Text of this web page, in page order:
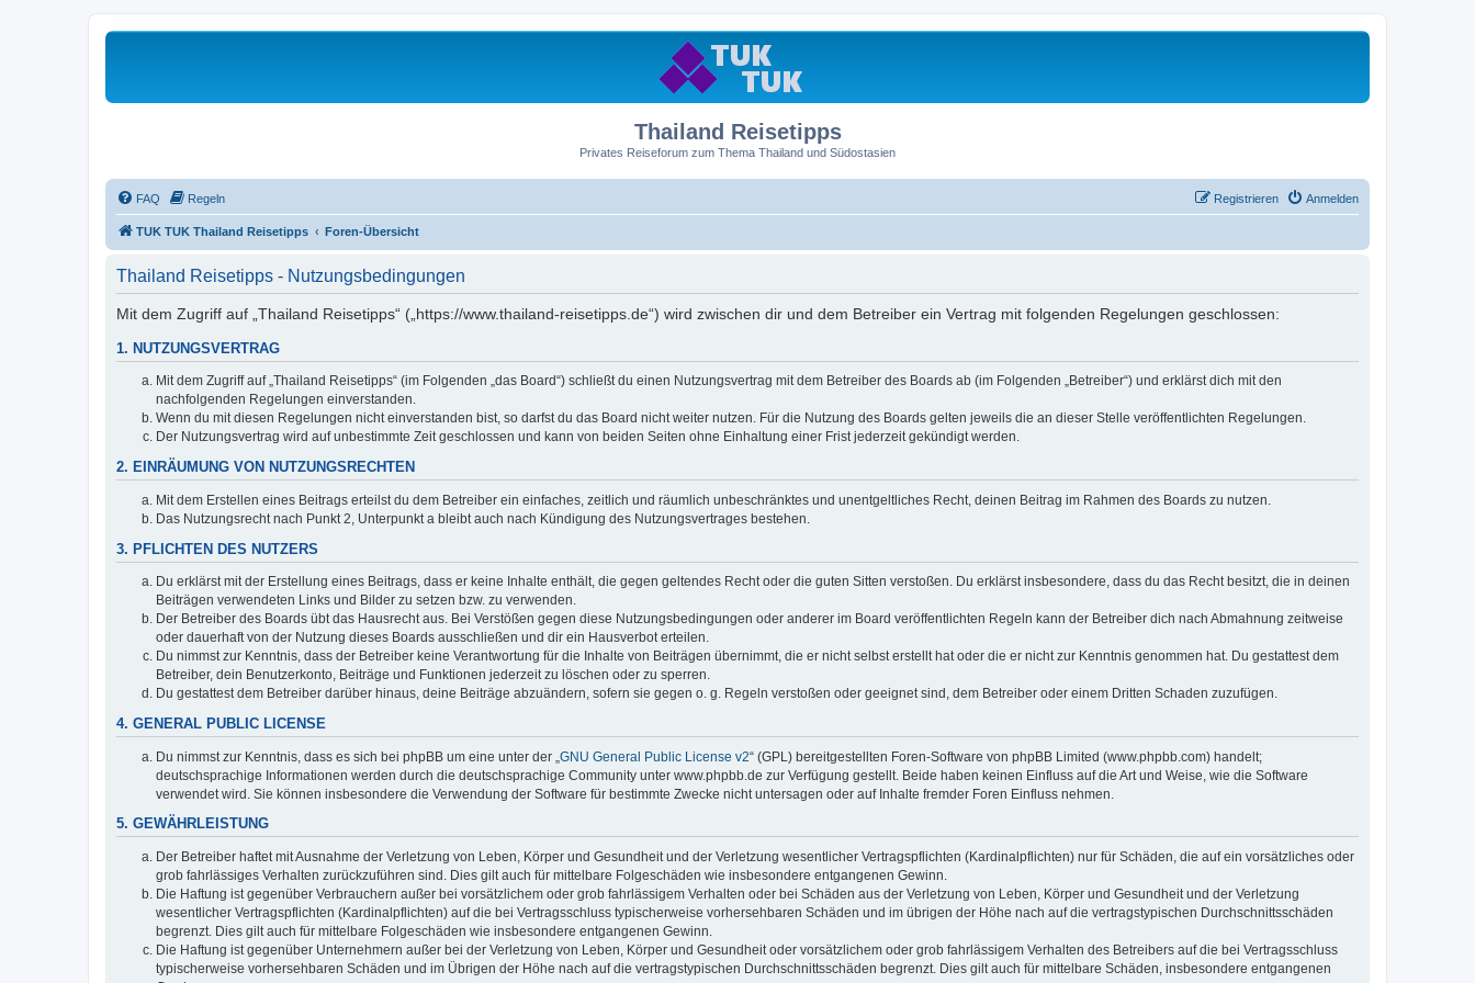
Thailand Reisetipps
Privates Reiseforum zum Thema Thailand und Südostasien
FAQ Regeln Anmelden
Registrieren
TUK TUK Thailand Reisetipps Foren-Übersicht
Thailand Reisetipps - Nutzungsbedingungen
Mit dem Zugriff auf „Thailand Reisetipps“ („https://www.thailand-reisetipps.de“) wird zwischen dir und dem Betreiber ein Vertrag mit folgenden Regelungen geschlossen:
1. NUTZUNGSVERTRAG
Mit dem Zugriff auf „Thailand Reisetipps“ (im Folgenden „das Board“) schließt du einen Nutzungsvertrag mit dem Betreiber des Boards ab (im Folgenden „Betreiber“) und erklärst dich mit den
nachfolgenden Regelungen einverstanden.
Wenn du mit diesen Regelungen nicht einverstanden bist, so darfst du das Board nicht weiter nutzen. Für die Nutzung des Boards gelten jeweils die an dieser Stelle veröffentlichten Regelungen.
Der Nutzungsvertrag wird auf unbestimmte Zeit geschlossen und kann von beiden Seiten ohne Einhaltung einer Frist jederzeit gekündigt werden.
2. EINRÄUMUNG VON NUTZUNGSRECHTEN
Mit dem Erstellen eines Beitrags erteilst du dem Betreiber ein einfaches, zeitlich und räumlich unbeschränktes und unentgeltliches Recht, deinen Beitrag im Rahmen des Boards zu nutzen.
Das Nutzungsrecht nach Punkt 2, Unterpunkt a bleibt auch nach Kündigung des Nutzungsvertrages bestehen.
3. PFLICHTEN DES NUTZERS
Du erklärst mit der Erstellung eines Beitrags, dass er keine Inhalte enthält, die gegen geltendes Recht oder die guten Sitten verstoßen. Du erklärst insbesondere, dass du das Recht besitzt, die in deinen
Beiträgen verwendeten Links und Bilder zu setzen bzw. zu verwenden.
Der Betreiber des Boards übt das Hausrecht aus. Bei Verstößen gegen diese Nutzungsbedingungen oder anderer im Board veröffentlichten Regeln kann der Betreiber dich nach Abmahnung zeitweise
oder dauerhaft von der Nutzung dieses Boards ausschließen und dir ein Hausverbot erteilen.
Du nimmst zur Kenntnis, dass der Betreiber keine Verantwortung für die Inhalte von Beiträgen übernimmt, die er nicht selbst erstellt hat oder die er nicht zur Kenntnis genommen hat. Du gestattest dem
Betreiber, dein Benutzerkonto, Beiträge und Funktionen jederzeit zu löschen oder zu sperren.
Du gestattest dem Betreiber darüber hinaus, deine Beiträge abzuändern, sofern sie gegen o. g. Regeln verstoßen oder geeignet sind, dem Betreiber oder einem Dritten Schaden zuzufügen.
4. GENERAL PUBLIC LICENSE
Du nimmst zur Kenntnis, dass es sich bei phpBB um eine unter der „ GNU General Public License v2“ (GPL) bereitgestellten Foren-Software von phpBB Limited (www.phpbb.com) handelt;
deutschsprachige Informationen werden durch die deutschsprachige Community unter www.phpbb.de zur Verfügung gestellt. Beide haben keinen Einfluss auf die Art und Weise, wie die Software
verwendet wird. Sie können insbesondere die Verwendung der Software für bestimmte Zwecke nicht untersagen oder auf Inhalte fremder Foren Einfluss nehmen.
5. GEWÄHRLEISTUNG
Der Betreiber haftet mit Ausnahme der Verletzung von Leben, Körper und Gesundheit und der Verletzung wesentlicher Vertragspflichten (Kardinalpflichten) nur für Schäden, die auf ein vorsätzliches oder
grob fahrlässiges Verhalten zurückzuführen sind. Dies gilt auch für mittelbare Folgeschäden wie insbesondere entgangenen Gewinn.
Die Haftung ist gegenüber Verbrauchern außer bei vorsätzlichem oder grob fahrlässigem Verhalten oder bei Schäden aus der Verletzung von Leben, Körper und Gesundheit und der Verletzung
wesentlicher Vertragspflichten (Kardinalpflichten) auf die bei Vertragsschluss typischerweise vorhersehbaren Schäden und im übrigen der Höhe nach auf die vertragstypischen Durchschnittsschäden
begrenzt. Dies gilt auch für mittelbare Folgeschäden wie insbesondere entgangenen Gewinn.
Die Haftung ist gegenüber Unternehmern außer bei der Verletzung von Leben, Körper und Gesundheit oder vorsätzlichem oder grob fahrlässigem Verhalten des Betreibers auf die bei Vertragsschluss
typischerweise vorhersehbaren Schäden und im Übrigen der Höhe nach auf die vertragstypischen Durchschnittsschäden begrenzt. Dies gilt auch für mittelbare Schäden, insbesondere entgangenen